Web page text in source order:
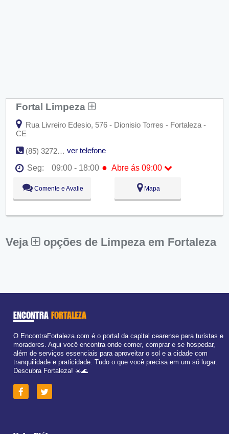
Fortal Limpeza
Rua Livreiro Edesio, 576 - Dionisio Torres - Fortaleza -
CE
(85) 3272-1772
ver telefone
Seg:
09:00 - 18:00 ● Abre ás 09:00
Seg:
Abre ás 09:00
Ter:
09:00 - 18:00
Qua:
09:00 - 18:00
Sex:
09:00 - 18:00
Dom:
Fechado
Comente e Avalie Mapa
Veja opções de Limpeza em Fortaleza
ENCONTRA FORTALEZA
O EncontraFortaleza.com é o portal da capital cearense para turistas e
moradores. Aqui você encontra onde comer, comprar e se hospedar,
além de serviços essenciais para aproveitar o sol e a cidade com
tranquilidade e praticidade. Tudo o que você precisa em um só lugar.
Descubra Fortaleza! ☀️🌊